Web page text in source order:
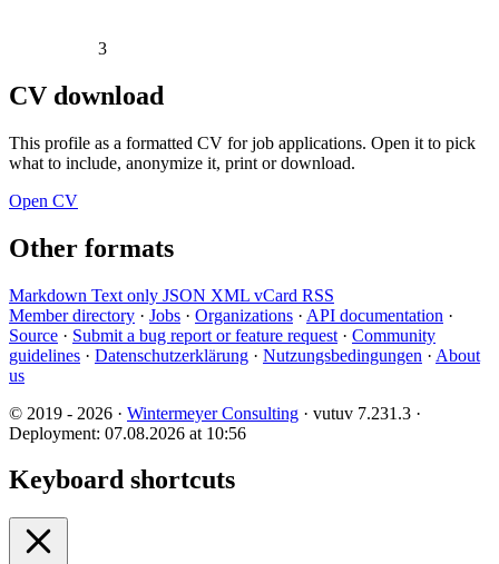
3
CV download
This profile as a formatted CV for job applications. Open it to pick
what to include, anonymize it, print or download.
Open CV
Other formats
Markdown Text only JSON XML vCard RSS
Member directory · Jobs · Organizations · API documentation ·
Source · Submit a bug report or feature request · Community
guidelines · Datenschutzerklärung · Nutzungsbedingungen · About
us
© 2019 - 2026 · Wintermeyer Consulting · vutuv 7.231.3 ·
Deployment: 07.08.2026 at 10:56
Keyboard shortcuts